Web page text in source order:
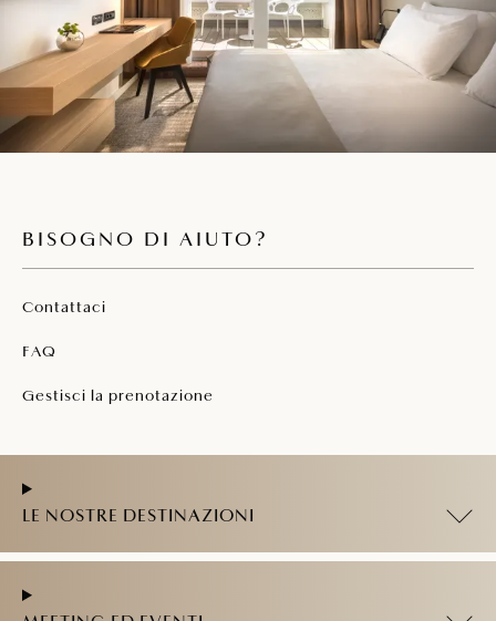
BISOGNO DI AIUTO?
Contattaci
FAQ
Gestisci la prenotazione
LE NOSTRE DESTINAZIONI